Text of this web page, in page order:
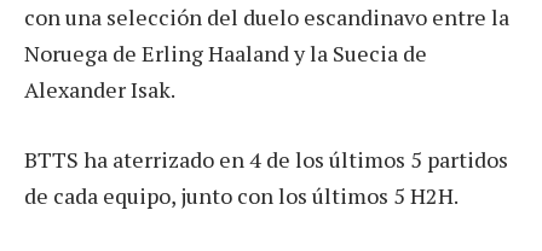
con una selección del duelo escandinavo entre la
Noruega de Erling Haaland y la Suecia de
Alexander Isak.
BTTS ha aterrizado en 4 de los últimos 5 partidos
de cada equipo, junto con los últimos 5 H2H.